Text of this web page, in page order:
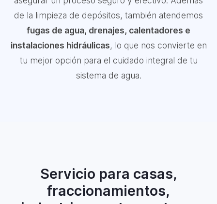
de la limpieza de depósitos, también atendemos
fugas de agua, drenajes, calentadores e
instalaciones hidráulicas, lo que nos convierte en
tu mejor opción para el cuidado integral de tu
sistema de agua.
Servicio para casas,
fraccionamientos,